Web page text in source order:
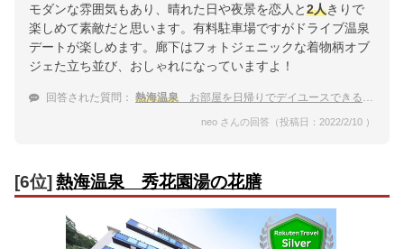
モダンな雰囲気もあり、晴れた日や夜景を恋人と2人きりで
楽しめて素敵だと思います。有料駐車場ですがドライブ温泉
デートが楽しめます。廊下はフォトジェニックな着物柄オブ
ジェた立ち並び、おしゃれになっていますよ！
回答された質問： 熱海温泉 お部屋を日帰りでデイユースできる温泉宿 彼氏と
neo さんの回答（投稿日：2022/2/10 ）
[6位] 熱海温泉 秀花園湯の花膳